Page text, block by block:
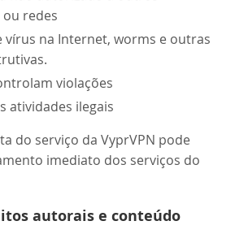
redes
vírus na Internet, worms e outras
violações
atividades ilegais
do serviço da VyprVPN pode
imediato dos serviços do
autorais e conteúdo